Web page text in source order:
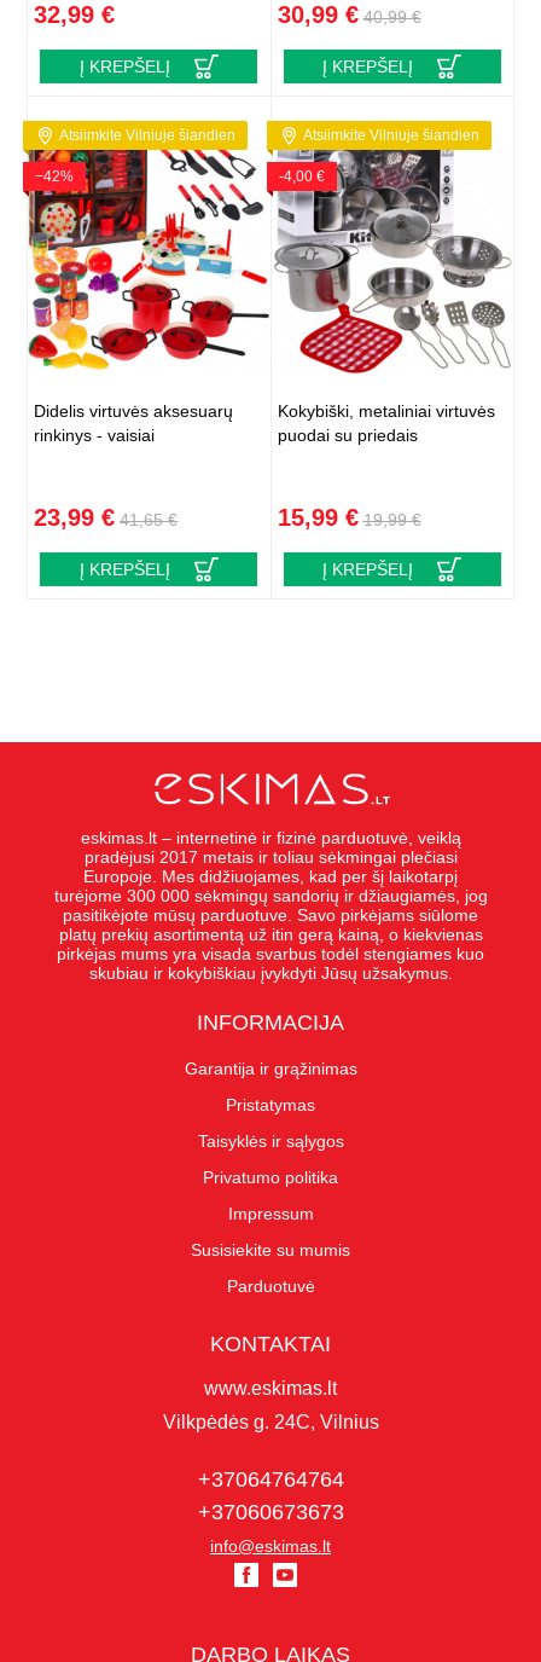
32,99 €
Į KREPŠELĮ
30,99 € 40,99 €
Į KREPŠELĮ
Atsiimkite Vilniuje šiandien
−42%
Didelis virtuvės aksesuarų
rinkinys - vaisiai
23,99 € 41,65 €
Į KREPŠELĮ
Atsiimkite Vilniuje šiandien
-4,00 €
Kokybiški, metaliniai virtuvės
puodai su priedais
15,99 € 19,99 €
Į KREPŠELĮ
eskimas.lt – internetinė ir fizinė parduotuvė, veiklą
pradėjusi 2017 metais ir toliau sėkmingai plečiasi
Europoje. Mes didžiuojames, kad per šį laikotarpį
turėjome 300 000 sėkmingų sandorių ir džiaugiamės, jog
pasitikėjote mūsų parduotuve. Savo pirkėjams siūlome
platų prekių asortimentą už itin gerą kainą, o kiekvienas
pirkėjas mums yra visada svarbus todėl stengiames kuo
skubiau ir kokybiškiau įvykdyti Jūsų užsakymus.
INFORMACIJA
Garantija ir grąžinimas
Pristatymas
Taisyklės ir sąlygos
Privatumo politika
Impressum
Susisiekite su mumis
Parduotuvė
KONTAKTAI
www.eskimas.lt
Vilkpėdės g. 24C, Vilnius
+37064764764
+37060673673
info@eskimas.lt
DARBO LAIKAS